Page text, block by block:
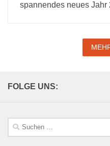
spannendes neues Jahr
FOLGE UNS:
Suchen
nach: